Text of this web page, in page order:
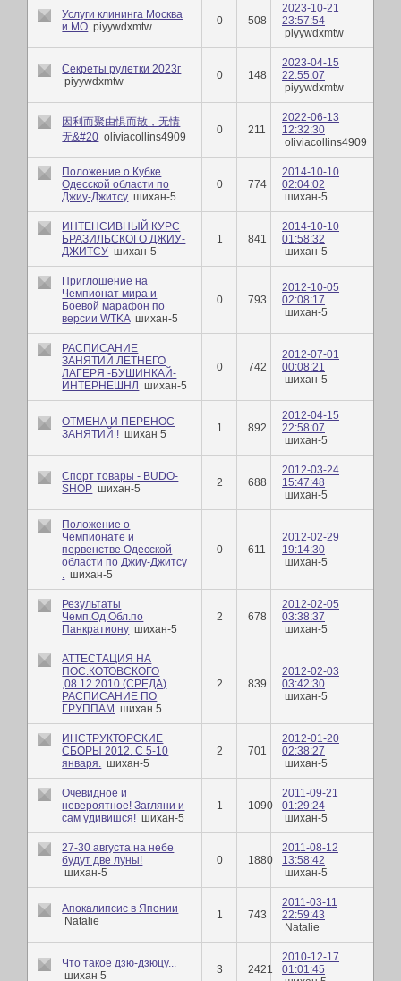
Услуги клининга Москва
и МО piyywdxmtw 0 508
2023-10-21
23:57:54
piyywdxmtw
Секреты рулетки 2023г
piyywdxmtw
0 148
2023-04-15
22:55:07
piyywdxmtw
因利而聚由惧而散，无情
无&#20 oliviacollins4909
0 211
2022-06-13
12:32:30
oliviacollins4909
Положение о Кубке
Одесской области по
Джиу-Джитсу шихан-5
0 774
2014-10-10
02:04:02
шихан-5
ИНТЕНСИВНЫЙ КУРС
БРАЗИЛЬСКОГО ДЖИУ-
ДЖИТСУ шихан-5
1 841
2014-10-10
01:58:32
шихан-5
Приглошение на
Чемпионат мира и
Боевой марафон по
версии WTKA шихан-5
0 793
2012-10-05
02:08:17
шихан-5
РАСПИСАНИЕ
ЗАНЯТИЙ ЛЕТНЕГО
ЛАГЕРЯ -БУШИНКАЙ-
ИНТЕРНЕШНЛ шихан-5
0 742
2012-07-01
00:08:21
шихан-5
ОТМЕНА И ПЕРЕНОС
ЗАНЯТИЙ ! шихан 5 1 892
2012-04-15
22:58:07
шихан-5
Спорт товары - BUDO-
SHOP шихан-5 2 688
2012-03-24
15:47:48
шихан-5
Положение о
Чемпионате и
первенстве Одесской
области по Джиу-Джитсу
. шихан-5
0 611
2012-02-29
19:14:30
шихан-5
Результаты
Чемп.Од.Обл.по
Панкратиону шихан-5
2 678
2012-02-05
03:38:37
шихан-5
АТТЕСТАЦИЯ НА
ПОС.КОТОВСКОГО
,08.12.2010.(СРЕДА)
РАСПИСАНИЕ ПО
ГРУППАМ шихан 5
2 839
2012-02-03
03:42:30
шихан-5
ИНСТРУКТОРСКИЕ
СБОРЫ 2012. С 5-10
января. шихан-5
2 701
2012-01-20
02:38:27
шихан-5
Очевидное и
невероятное! Загляни и
сам удивишся! шихан-5
1 1090
2011-09-21
01:29:24
шихан-5
27-30 августа на небе
будут две луны!
шихан-5
0 1880
2011-08-12
13:58:42
шихан-5
Апокалипсис в Японии
Natalie
1 743
2011-03-11
22:59:43
Natalie
Что такое дзю-дзюцу...
шихан 5
3 2421
2010-12-17
01:01:45